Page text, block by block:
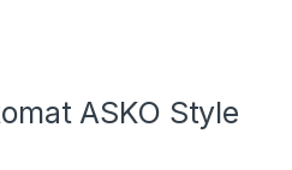
ASKO Style